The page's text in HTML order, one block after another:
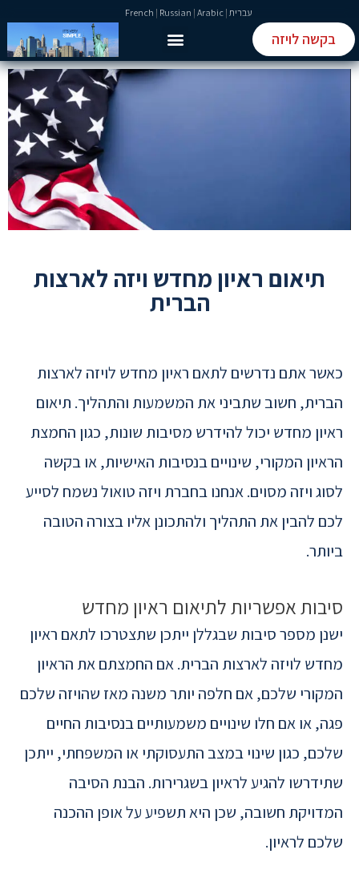
עברית |
French | Russian | Arabic
בקשה לויזה
תיאום ראיון מחדש ויזה לארצות
הברית
כאשר אתם נדרשים לתאם ראיון מחדש לויזה לארצות
הברית, חשוב שתביני את המשמעות והתהליך. תיאום
ראיון מחדש יכול להידרש מסיבות שונות, כגון החמצת
הראיון המקורי, שינויים בנסיבות האישיות, או בקשה
לסוג ויזה מסוים. אנחנו בחברת ויזה טואול נשמח לסייע
לכם להבין את התהליך ולהתכונן אליו בצורה הטובה
ביותר.
סיבות אפשריות לתיאום ראיון מחדש
ישנן מספר סיבות שבגללן ייתכן שתצטרכו לתאם ראיון
מחדש לויזה לארצות הברית. אם החמצתם את הראיון
המקורי שלכם, אם חלפה יותר משנה מאז שהויזה שלכם
פגה, או אם חלו שינויים משמעותיים בנסיבות החיים
שלכם, כגון שינוי במצב התעסוקתי או המשפחתי, ייתכן
שתידרשו להגיע לראיון בשגרירות. הבנת הסיבה
המדויקת חשובה, שכן היא תשפיע על אופן ההכנה
שלכם לראיון.